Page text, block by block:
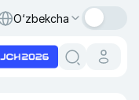
O‘zbekcha